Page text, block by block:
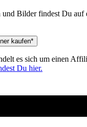
Bilder findest Du auf
kaufen*
es sich um einen
Du hier.